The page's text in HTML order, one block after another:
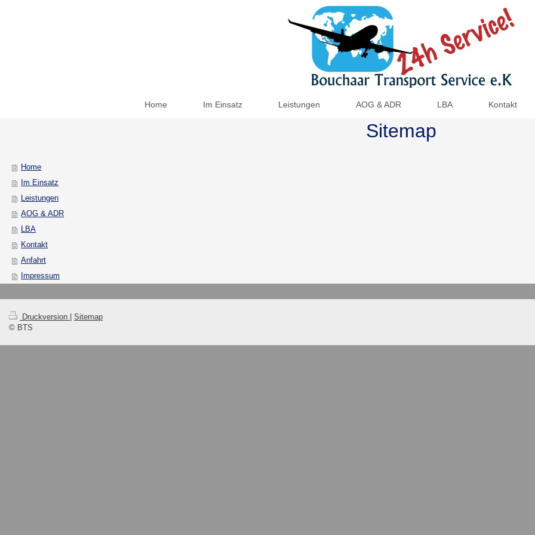
Home Im Einsatz Leistungen AOG & ADR LBA Kontakt
Sitemap
Home
Im Einsatz
Leistungen
AOG & ADR
LBA
Kontakt
Anfahrt
Impressum
Druckversion | Sitemap
© BTS